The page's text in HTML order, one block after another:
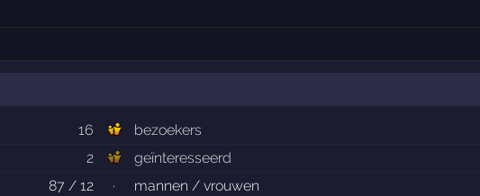
16
bezoekers
2
geïnteresseerd
87 / 12
·
mannen / vrouwen